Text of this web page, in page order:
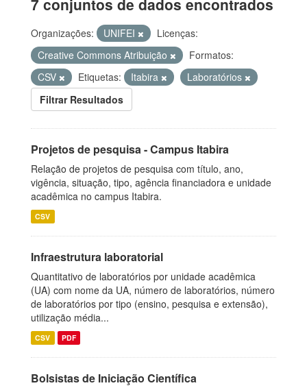
7 conjuntos de dados encontrados
Organizações: UNIFEI
Licenças:
Creative Commons Atribuição
Formatos:
CSV
Etiquetas: Itabira
Laboratórios
Filtrar Resultados
Projetos de pesquisa - Campus Itabira
Relação de projetos de pesquisa com título, ano,
vigência, situação, tipo, agência financiadora e unidade
acadêmica no campus Itabira.
CSV
Infraestrutura laboratorial
Quantitativo de laboratórios por unidade acadêmica
(UA) com nome da UA, número de laboratórios, número
de laboratórios por tipo (ensino, pesquisa e extensão),
utilização média...
CSV PDF
Bolsistas de Iniciação Científica